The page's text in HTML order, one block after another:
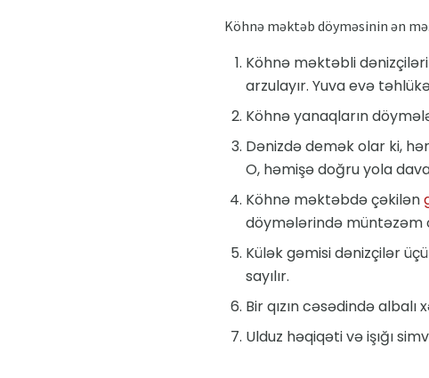
Köhnə məktəb döyməsinin ən
Köhnə məktəbli
arzulayır. Yuva evə
Köhnə yanaqların
Dənizdə demək olar ki,
O, həmişə doğru yola
Köhnə məktəbdə çəkilən
döymələrində müntəzəm
Külək gəmisi dənizçilər
sayılır.
Bir qızın cəsədində
Ulduz həqiqəti və işığı